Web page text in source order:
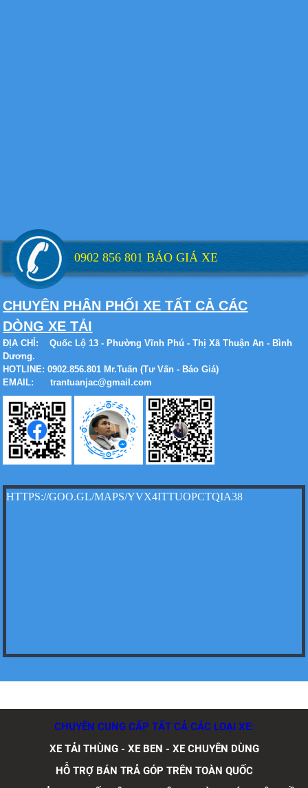
Xe tải Foton 990kg
Xe tải Foton 990kg
Xe tải Foton 990kg
Xe tải Foton 990kg
0902 856 801 BÁO GIÁ XE
CHUYÊN PHÂN PHỐI XE TẤT CẢ CÁC
DÒNG XE TẢI
ĐỊA CHỈ:
Quốc Lộ 13 - Phường Vĩnh Phú - Thị Xã Thuận An - Bình
Dương.
HOTLINE: 0902.856.801 Mr.Tuấn (Tư Vấn - Báo Giá)
EMAIL: trantuanjac@gmail.com
HTTPS://GOO.GL/MAPS/YVX4ITTUOPCTQIA38
CHUYÊN CUNG CẤP TẤT CẢ CÁC LOẠI XE:
XE TẢI THÙNG - XE BEN - XE CHUYÊN DÙNG
HỖ TRỢ BÁN TRẢ GÓP TRÊN TOÀN QUỐC